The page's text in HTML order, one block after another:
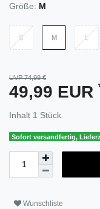
Größe: M
UVP 74,99 €
49,99 EUR
Inhalt 1 Stück
Sofort versandfertig,
Wunschliste